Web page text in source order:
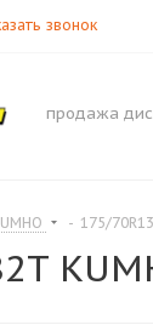
звонок
продажа
- 175/